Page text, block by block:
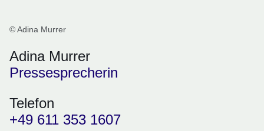
© Adina Murrer
Adina Murrer
Pressesprecherin
Telefon
+49 611 353 1607